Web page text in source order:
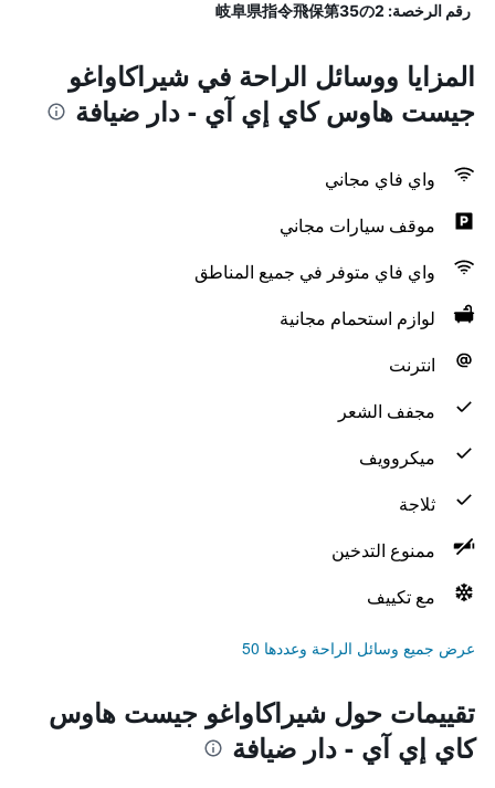
رقم الرخصة: 岐阜県指令飛保第35の2
المزايا ووسائل الراحة في شيراكاواغو
جيست هاوس كاي إي آي - دار ضيافة
واي فاي مجاني
موقف سيارات مجاني
واي فاي متوفر في جميع المناطق
لوازم استحمام مجانية
انترنت
مجفف الشعر
ميكروويف
ثلاجة
ممنوع التدخين
مع تكييف
عرض جميع وسائل الراحة وعددها 50
تقييمات حول شيراكاواغو جيست هاوس
كاي إي آي - دار ضيافة